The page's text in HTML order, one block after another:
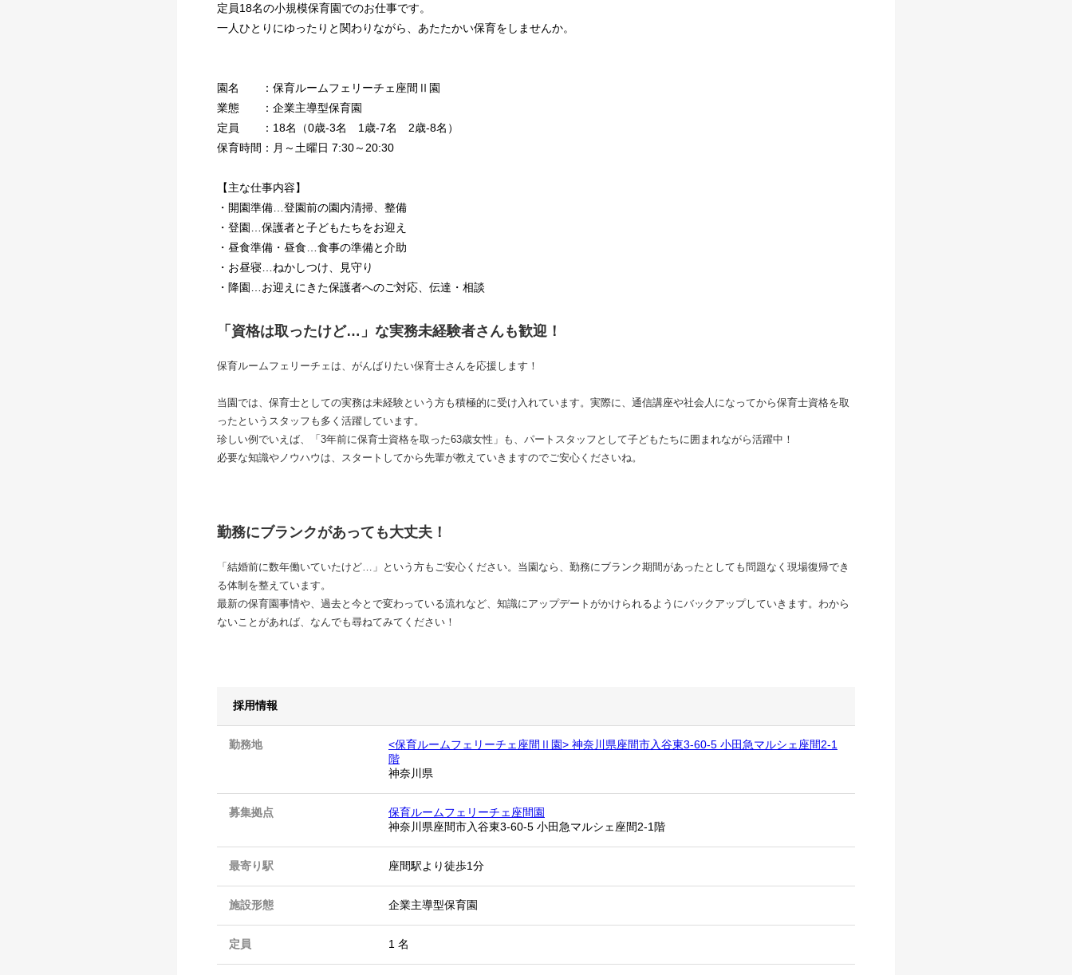
定員18名の小規模保育園でのお仕事です。
一人ひとりにゆったりと関わりながら、あたたかい保育をしませんか。
園名 ：保育ルームフェリーチェ座間Ⅱ園
業態 ：企業主導型保育園
定員 ：18名（0歳-3名 1歳-7名 2歳-8名）
保育時間：月～土曜日 7:30～20:30
【主な仕事内容】
・開園準備…登園前の園内清掃、整備
・登園…保護者と子どもたちをお迎え
・昼食準備・昼食…食事の準備と介助
・お昼寝…ねかしつけ、見守り
・降園…お迎えにきた保護者へのご対応、伝達・相談
「資格は取ったけど…」な実務未経験者さんも歓迎！
保育ルームフェリーチェは、がんばりたい保育士さんを応援します！
当園では、保育士としての実務は未経験という方も積極的に受け入れています。実際に、通信講座や社会人になってから保育士資格を取
ったというスタッフも多く活躍しています。
珍しい例でいえば、「3年前に保育士資格を取った63歳女性」も、パートスタッフとして子どもたちに囲まれながら活躍中！
必要な知識やノウハウは、スタートしてから先輩が教えていきますのでご安心くださいね。
勤務にブランクがあっても大丈夫！
「結婚前に数年働いていたけど…」という方もご安心ください。当園なら、勤務にブランク期間があったとしても問題なく現場復帰でき
る体制を整えています。
最新の保育園事情や、過去と今とで変わっている流れなど、知識にアップデートがかけられるようにバックアップしていきます。わから
ないことがあれば、なんでも尋ねてみてください！
採用情報
勤務地
<保育ルームフェリーチェ座間Ⅱ園> 神奈川県座間市入谷東3-60-5 小田急マルシェ座間2-1
階
神奈川県
募集拠点
保育ルームフェリーチェ座間園
神奈川県座間市入谷東3-60-5 小田急マルシェ座間2-1階
最寄り駅 座間駅より徒歩1分
施設形態 企業主導型保育園
定員 1 名